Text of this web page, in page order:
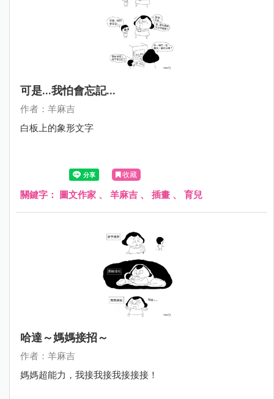
可是...我怕會忘記...
作者：羊麻吉
白板上的象形文字
收藏
關鍵字： 圖文作家 、 羊麻吉 、 插畫 、 育兒
哈達～媽媽接招～
作者：羊麻吉
媽媽超能力，我接我接我接接接！